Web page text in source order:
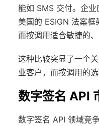
能如 SMS 交付。企
美国的 ESIGN 法案框
而按调用适合敏捷的
这种比较突显了一个
业客户，而按调用的
数字签名 API
数字签名 API 领域竞